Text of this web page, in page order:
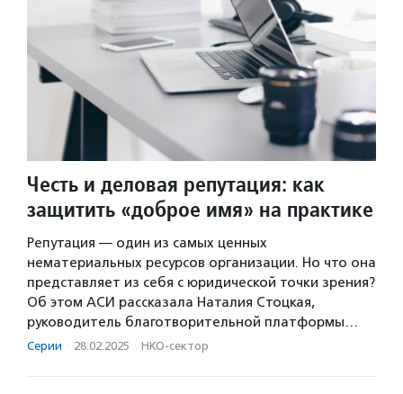
Честь и деловая репутация: как
защитить «доброе имя» на практике
Репутация — один из самых ценных
нематериальных ресурсов организации. Но что она
представляет из себя с юридической точки зрения?
Об этом АСИ рассказала Наталия Стоцкая,
руководитель благотворительной платформы…
Серии · 28.02.2025 · НКО-сектор